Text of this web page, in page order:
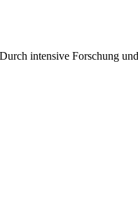
intensive Forschung und